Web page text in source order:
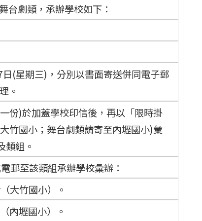
台劇類，承辦學校如下：
(星期三)，分別以書面寄送併同電子郵
。
份)於加蓋學校印信後，再以「限時掛
竹國小；舞台劇類請寄至內壢國小)彙
類組。
郵至該類組承辦學校彙辦：
大竹國小）。
內壢國小）。